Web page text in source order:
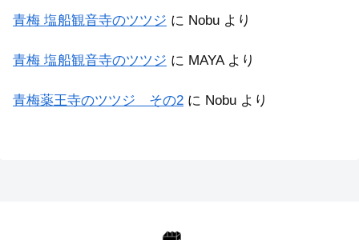
青梅 塩船観音寺のツツジ に Nobu より
青梅 塩船観音寺のツツジ に MAYAより
青梅薬王寺のツツジ その2 に Nobu より